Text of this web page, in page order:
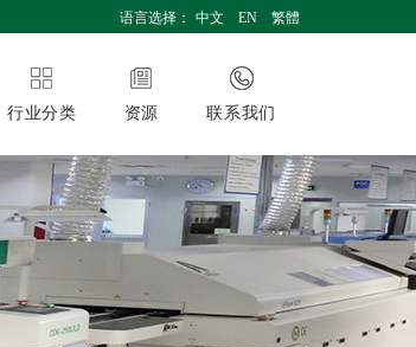
语言选择： 中文 EN 繁體
行业分类 资源 联系我们